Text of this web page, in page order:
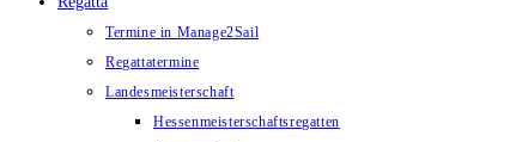
Termine in Manage2Sail
Regattatermine
Landesmeisterschaft
Hessenmeisterschaftsregatten